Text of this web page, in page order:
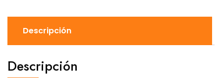
Descripción
Descripción